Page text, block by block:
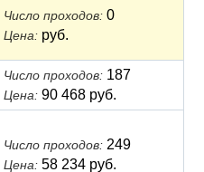
Число проходов: 0
Цена: руб.
Число проходов: 187
Цена: 90 468 руб.
Число проходов: 249
Цена: 58 234 руб.